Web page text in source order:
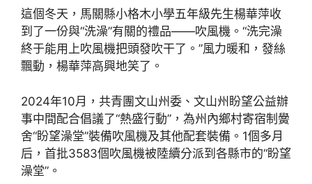
這個冬天，馬關縣小格木小學五年級先生楊華萍收
到了一份與“洗澡”有關的禮品——吹風機。“洗完澡
終于能用上吹風機把頭發吹干了。”風力暖和，發絲
飄動，楊華萍高興地笑了。
2024年10月，共青團文山州委、文山州盼望公益辦
事中間配合倡議了“熱盛行動”，為州內鄉村寄宿制黌
舍“盼望澡堂”裝備吹風機及其他配套裝備。1個多月
后，首批3583個吹風機被陸續分派到各縣市的“盼望
澡堂”。